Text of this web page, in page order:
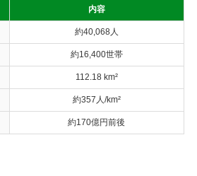
内容
約40,068人
約16,400世帯
112.18 km²
約357人/km²
約170億円前後